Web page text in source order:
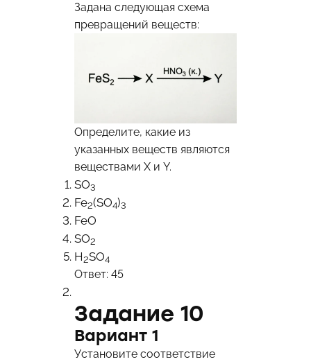
Задана следующая схема
превращений веществ:
Определите, какие из
указанных веществ являются
веществами X и Y.
SO3
Fe2(SO4)3
FeO
SO2
H2SO4
Ответ: 45
Задание 10
Вариант 1
Установите соответствие